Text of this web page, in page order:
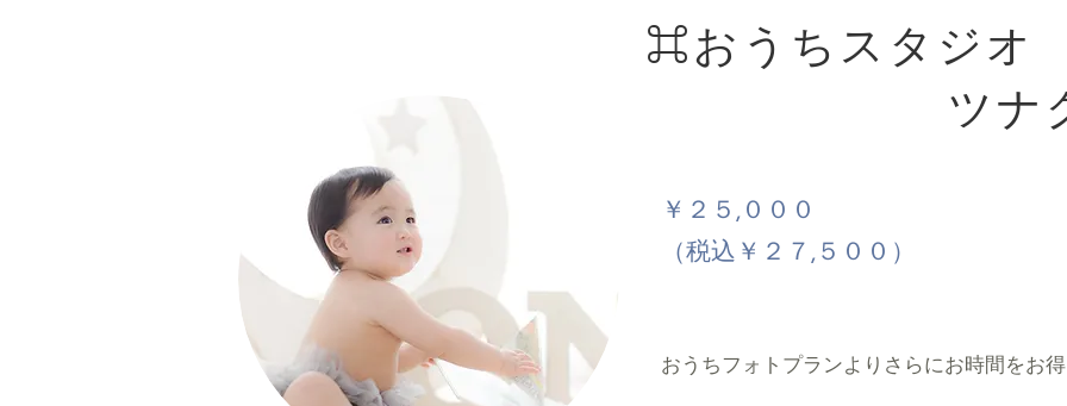
⌘おうちスタジオ
ツナ
￥２５,０００
（税込￥２７,５００）
おうちフォトプランよりさらにお時間をお